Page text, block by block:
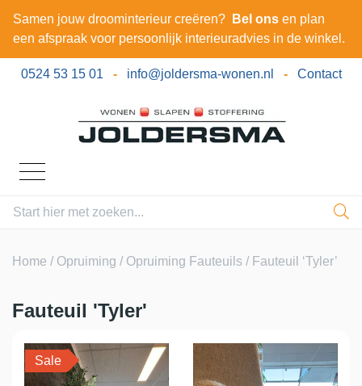
Samen jouw droominterieur creëren? Bel ons en plan
een afspraak voor persoonlijk interieuradvies in de winkel.
0524 53 15 01 - info@joldersma-wonen.nl - Contact
Home / Opruiming / Opruiming Fauteuils / Fauteuil ‘Tyler’
Fauteuil 'Tyler'
Sale